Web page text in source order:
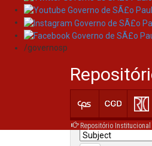
Skip
navigation
/governosp
Repositório
Search
Current filters: